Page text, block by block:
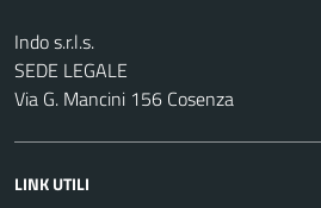
Indo s.r.l.s.
SEDE LEGALE
Via G. Mancini 156 Cosenza
LINK UTILI